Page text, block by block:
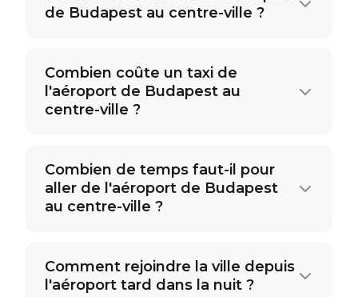
de Budapest au centre-ville ?
Combien coûte un taxi de
l'aéroport de Budapest au
centre-ville ?
Combien de temps faut-il pour
aller de l'aéroport de Budapest
au centre-ville ?
Comment rejoindre la ville depuis
l'aéroport tard dans la nuit ?